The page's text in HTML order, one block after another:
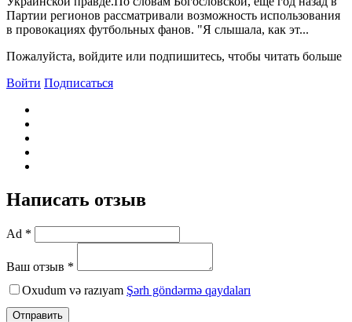
Партии регионов рассматривали возможность использования
в провокациях футбольных фанов. "Я слышала, как эт...
Пожалуйста, войдите или подпишитесь, чтобы читать больше
Войти Подписаться
Написать отзыв
Ad *
Ваш отзыв *
Oxudum və razıyam Şərh göndərmə qaydaları
Отправить